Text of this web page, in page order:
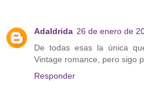
Adaldrida 26 de enero de
De todas esas la única
Vintage romance, pero sigo
Responder